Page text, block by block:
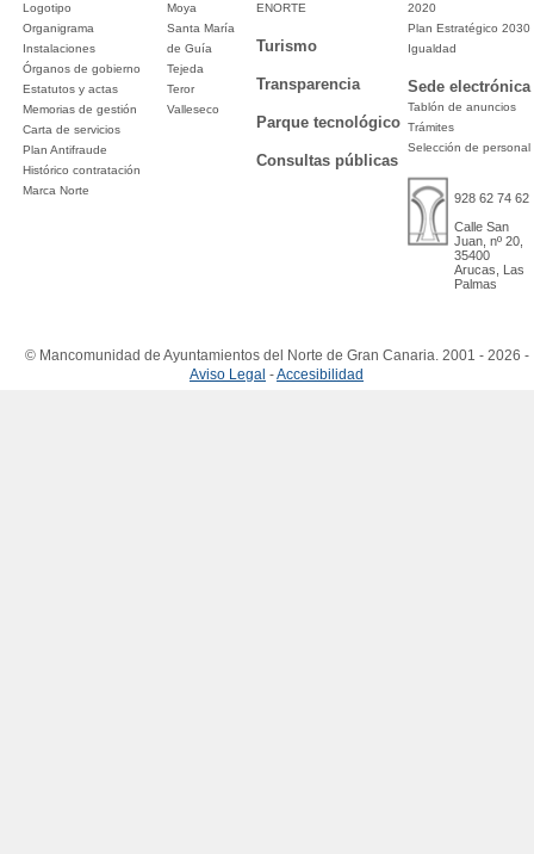
Logotipo
Organigrama
Instalaciones
Órganos de gobierno
Estatutos y actas
Memorias de gestión
Carta de servicios
Plan Antifraude
Histórico contratación
Marca Norte
Moya
Santa María
de Guía
Tejeda
Teror
Valleseco
ENORTE
Turismo
Transparencia
Parque tecnológico
Consultas públicas
2020
Plan Estratégico 2030
Igualdad
Sede electrónica
Tablón de anuncios
Trámites
Selección de personal
928 62 74 62
Calle San
Juan, nº 20,
35400
Arucas, Las
Palmas
© Mancomunidad de Ayuntamientos del Norte de Gran Canaria. 2001 - 2026 -
Aviso Legal -Accesibilidad